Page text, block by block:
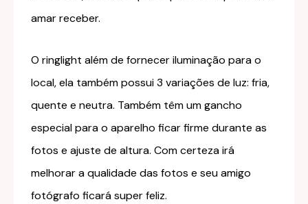
amar receber.
O ringlight além de fornecer iluminação para o
local, ela também possui 3 variações de luz: fria,
quente e neutra. Também têm um gancho
especial para o aparelho ficar firme durante as
fotos e ajuste de altura. Com certeza irá
melhorar a qualidade das fotos e seu amigo
fotógrafo ficará super feliz.